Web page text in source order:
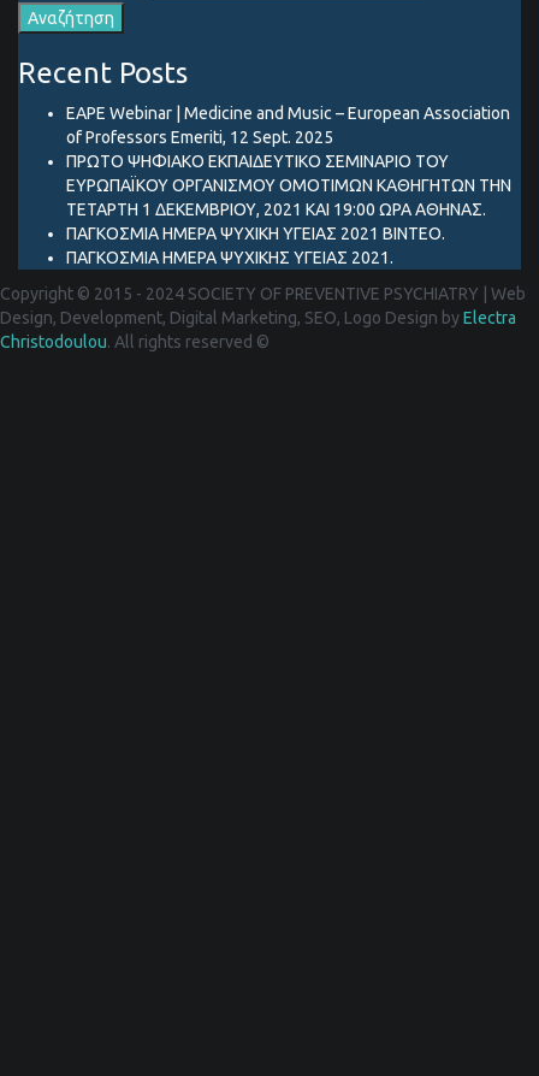
Recent Posts
EAPE Webinar | Medicine and Music – European Association
of Professors Emeriti, 12 Sept. 2025
ΠΡΩΤΟ ΨΗΦΙΑΚΟ ΕΚΠΑΙΔΕΥΤΙΚΟ ΣΕΜΙΝΑΡΙΟ ΤΟΥ
ΕΥΡΩΠΑΪΚΟΥ ΟΡΓΑΝΙΣΜΟΥ ΟΜΟΤΙΜΩΝ ΚΑΘΗΓΗΤΩΝ ΤΗΝ
ΤΕΤΑΡΤΗ 1 ΔΕΚΕΜΒΡΙΟΥ, 2021 ΚΑΙ 19:00 ΩΡΑ ΑΘΗΝΑΣ.
ΠΑΓΚΟΣΜΙΑ ΗΜΕΡΑ ΨΥΧΙΚΗ ΥΓΕΙΑΣ 2021 ΒΙΝΤΕΟ.
ΠΑΓΚΟΣΜΙΑ ΗΜΕΡΑ ΨΥΧΙΚΗΣ ΥΓΕΙΑΣ 2021.
Copyright © 2015 - 2024 SOCIETY OF PREVENTIVE PSYCHIATRY
Web
Design, Development, Digital Marketing, SEO, Logo Design byElectra
Christodoulou. All rights reserved ©